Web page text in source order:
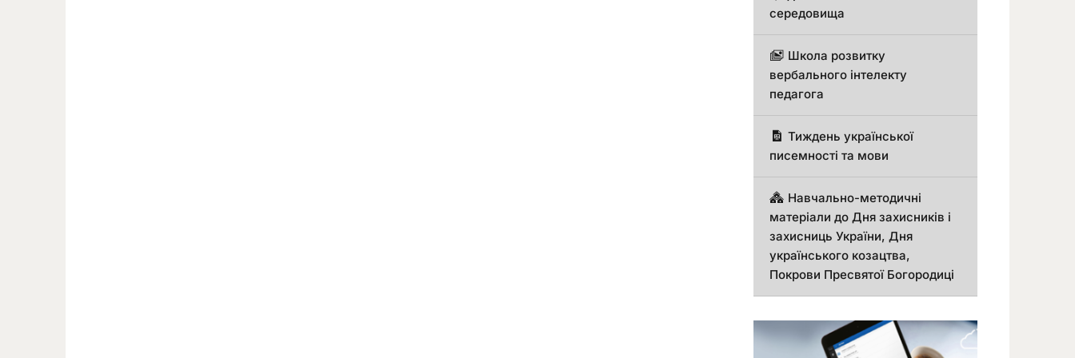
середовища
Школа розвитку
вербального інтелекту
педагога
Тиждень української
писемності та мови
Навчально-методичні
матеріали до Дня захисників і
захисниць України, Дня
українського козацтва,
Покрови Пресвятої Богородиці